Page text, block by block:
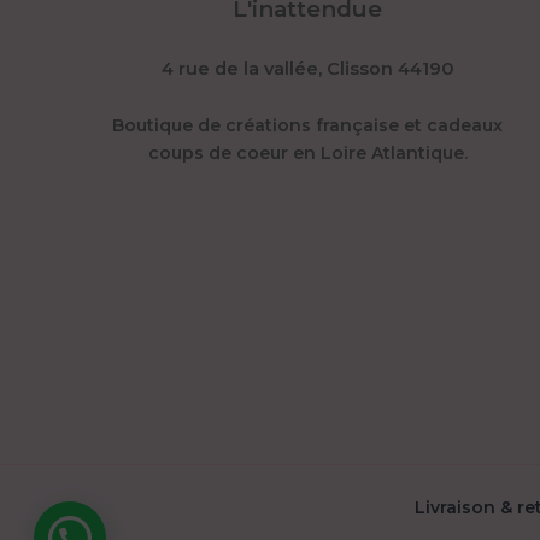
L'inattendue
4 rue de la vallée, Clisson 44190
Boutique de créations française et cadeaux
coups de coeur en Loire Atlantique.
Livraison & retours